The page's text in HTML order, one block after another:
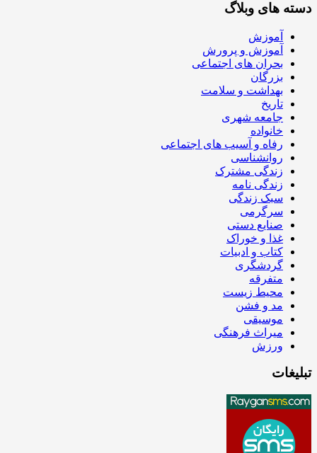
دسته های وبلاگ
آموزش
آموزش و پرورش
بحران های اجتماعی
بزرگان
بهداشت و سلامت
تاریخ
جامعه شهری
خانواده
رفاه و آسیب های اجتماعی
روانشناسی
زندگی مشترک
زندگی نامه
سبک زندگی
سرگرمی
صنایع دستی
غذا و خوراک
کتاب و ادبیات
گردشگری
متفرقه
محیط زیست
مد و فشن
موسیقی
میراث فرهنگی
ورزش
تبلیغات